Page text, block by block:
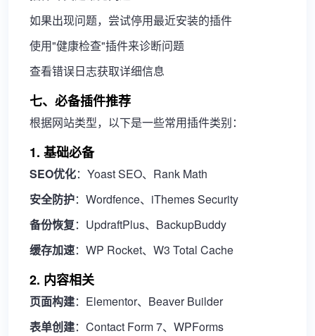
如果出现问题，尝试停用最近安装的插件
使用"健康检查"插件来诊断问题
查看错误日志获取详细信息
七、必备插件推荐
根据网站类型，以下是一些常用插件类别：
1. 基础必备
SEO优化：Yoast SEO、Rank Math
安全防护：Wordfence、iThemes Security
备份恢复：UpdraftPlus、BackupBuddy
缓存加速：WP Rocket、W3 Total Cache
2. 内容相关
页面构建：Elementor、Beaver Builder
表单创建：Contact Form 7、WPForms